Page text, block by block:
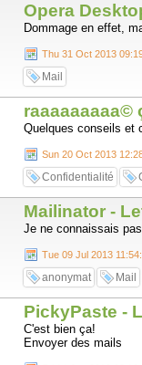
Opera
Dommage en effet,
Thu 31 Oct 2013
Mail
raaaaaaaaa©
Quelques conseils et
Sun 20 Oct 2013
Confidentialité
Mailinator -
Je ne connaissais
Tue 09 Jul 2013
anonymat Mail
PickyPaste -
C'est bien ça!
Envoyer des mails